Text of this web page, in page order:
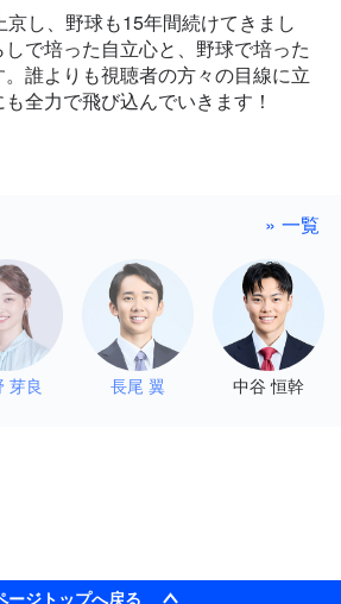
し、野球も15年間続けてきまし
で培った自立心と、野球で培った
誰よりも視聴者の方々の目線に立
全力で飛び込んでいきます！
» 一覧
芽良 長尾 翼 中谷 恒幹
ージトップへ戻る